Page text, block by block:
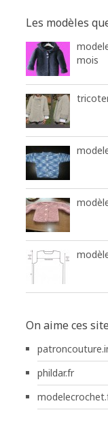
Les modèles
mois
On aime ces
phildar.fr